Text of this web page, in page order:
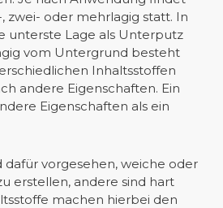
zwei- oder mehrlagig statt. In
unterste Lage als Unterputz
vom Untergrund besteht
Inhaltsstoffen
andere Eigenschaften. Ein
Eigenschaften als ein
dafür vorgesehen, weiche oder
erstellen, andere sind hart
machen hierbei den